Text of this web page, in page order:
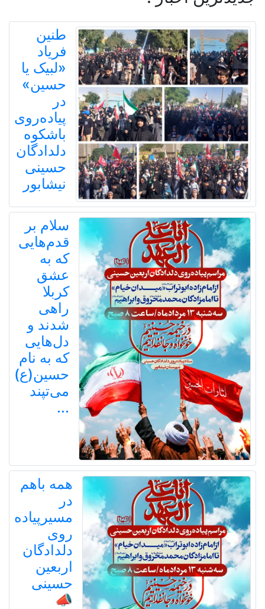
طنین
فریاد
«لبیک یا
حسین»
در
پیاده‌روی
باشکوه
دلدادگان
حسینی
نیشابور
سلام بر
قدم‌هایی
که به
عشق
کربلا
راهی
شدند و
دل‌هایی
که به نام
حسین(ع)
می‌تپند
...
همه باهم
در
مسیرپیاده
روی
دلدادگان
اربعین
حسینی
📣